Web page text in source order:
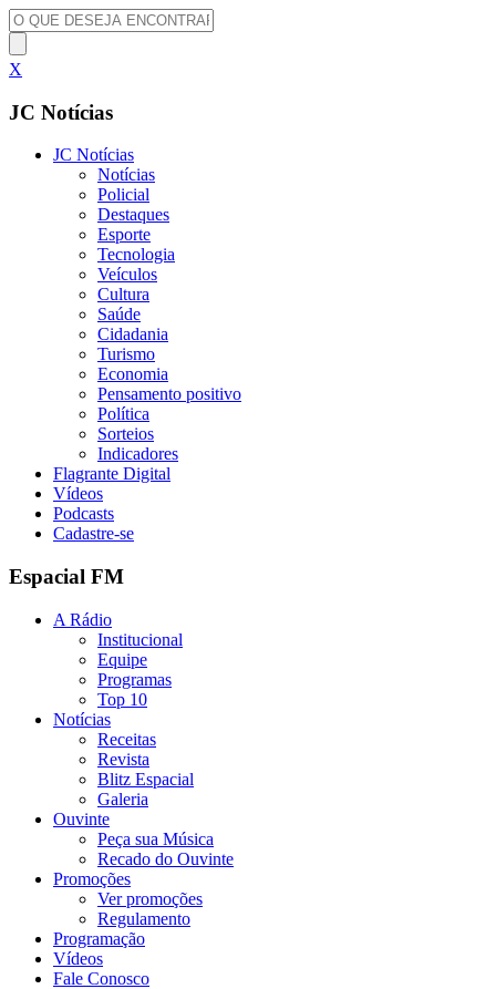
X
JC Notícias
JC Notícias
Notícias
Policial
Destaques
Esporte
Tecnologia
Veículos
Cultura
Saúde
Cidadania
Turismo
Economia
Pensamento positivo
Política
Sorteios
Indicadores
Flagrante Digital
Vídeos
Podcasts
Cadastre-se
Espacial FM
A Rádio
Institucional
Equipe
Programas
Top 10
Notícias
Receitas
Revista
Blitz Espacial
Galeria
Ouvinte
Peça sua Música
Recado do Ouvinte
Promoções
Ver promoções
Regulamento
Programação
Vídeos
Fale Conosco